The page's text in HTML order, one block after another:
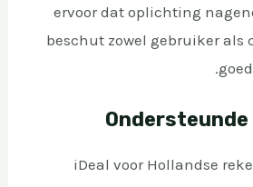
ervoor dat oplichting
beschut zowel gebruiker als
iDeal voor Hollandse